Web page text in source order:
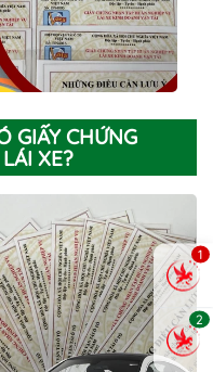
GIẤY CHỨNG
XE?
1
2